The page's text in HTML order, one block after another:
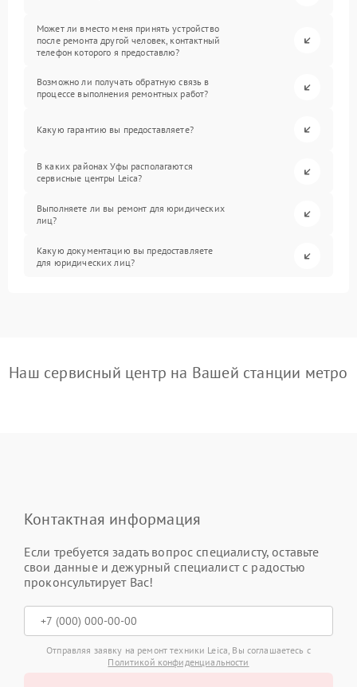
Может ли вместо меня принять устройство
после ремонта другой человек, контактный
телефон которого я предоставлю?
Возможно ли получать обратную связь в
процессе выполнения ремонтных работ?
Какую гарантию вы предоставляете?
В каких районах Уфы располагаются
сервисные центры Leica?
Выполняете ли вы ремонт для юридических
лиц?
Какую документацию вы предоставляете
для юридических лиц?
Наш сервисный центр на Вашей станции метро
Контактная информация
Если требуется задать вопрос специалисту, оставьте
свои данные и дежурный специалист с радостью
проконсультирует Вас!
Отправляя заявку на ремонт техники Leica, Вы соглашаетесь с
Политикой конфиденциальности